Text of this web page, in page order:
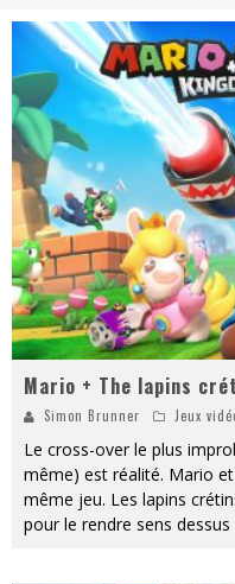
Mario + The lapins
Simon Brunner Jeux
Le cross-over le plus
même) est réalité. Mario
même jeu. Les lapins
pour le rendre sens dessus